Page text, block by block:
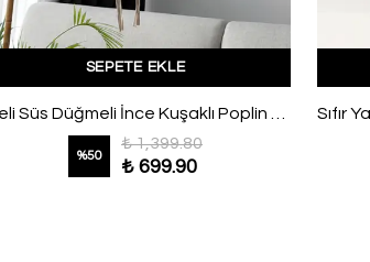
SEPETE EKLE
Pileli Süs Düğmeli İnce Kuşaklı Poplin Gömlek Vizon
%50
₺ 1,399.80
₺ 699.90